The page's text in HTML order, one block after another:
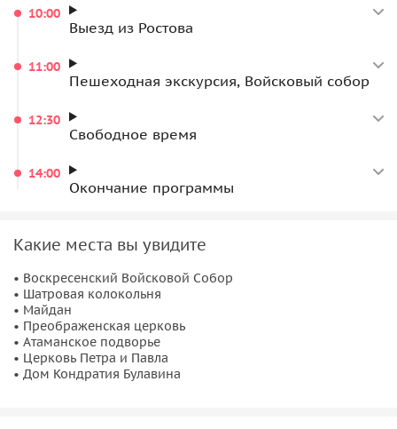
10:00
Выезд из Ростова
11:00
Пешеходная экскурсия, Войсковый собор
12:30
Свободное время
14:00
Окончание программы
Какие места вы увидите
• Воскресенский Войсковой Собор
• Шатровая колокольня
• Майдан
• Преображенская церковь
• Атаманское подворье
• Церковь Петра и Павла
• Дом Кондратия Булавина